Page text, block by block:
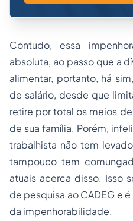
Contudo, essa
absoluta, ao passo que a
alimentar, portanto, há
de salário, desde que
retire por total os meios
de sua família. Porém,
trabalhista não tem
tampouco tem
atuais acerca disso. Isso
de pesquisa ao CADEG e
da impenhorabilidade.